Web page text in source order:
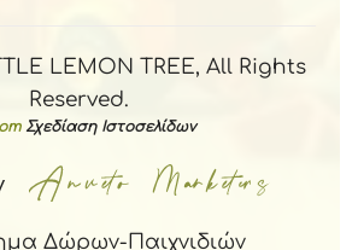
LEMON TREE, All Rights
Reserved.
Σχεδίαση Ιστοσελίδων
Δώρων-Παιχνιδιών